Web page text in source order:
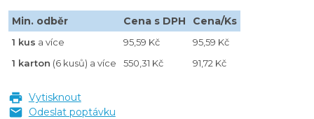
Min. odběr Cena s DPH Cena/Ks
1 kus a více 95,59 Kč
95,59 Kč
1 karton (6 kusů) a více 550,31 Kč 91,72 Kč
Vytisknout
Odeslat poptávku